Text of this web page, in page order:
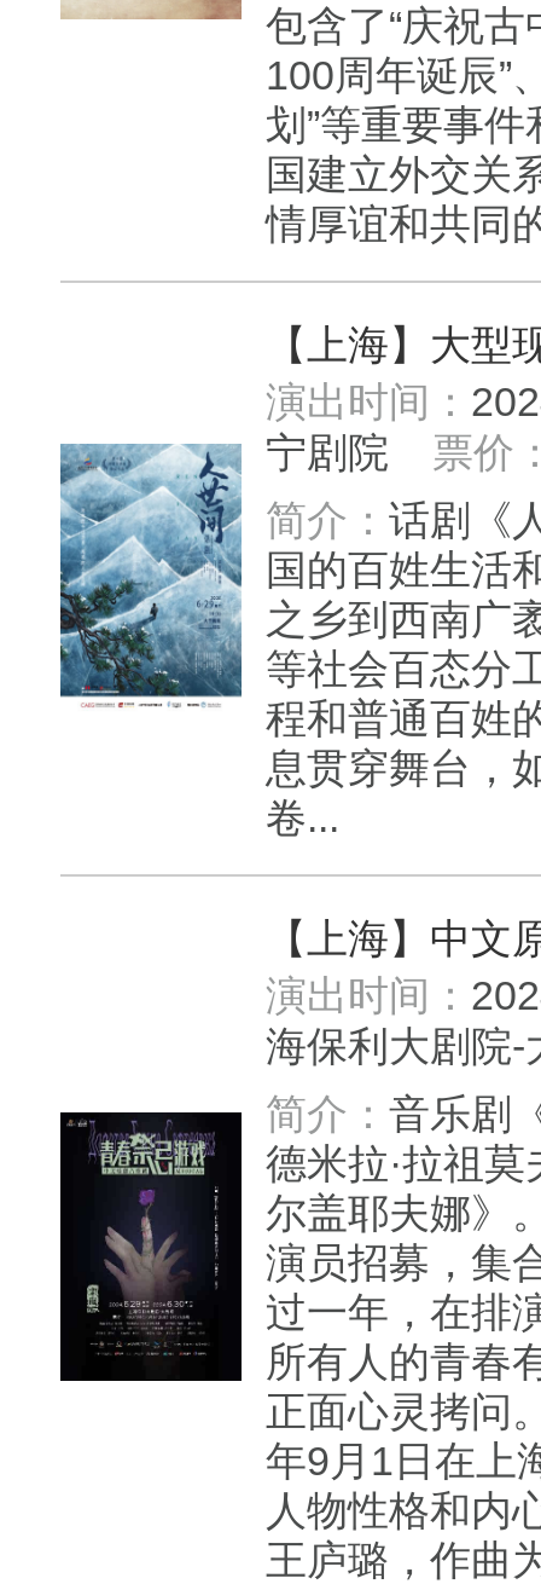
包含了“庆祝古
100周年诞辰”
划”等重要事
国建立外交关
情厚谊和共同
【上海】大型
演出时间：
宁剧院 票价
简介： 话剧《
国的百姓生活
之乡到西南广
等社会百态分
程和普通百姓
息贯穿舞台，
卷...
【上海】中
演出时间：
海保利大剧
简介： 音乐剧
德米拉·拉祖
尔盖耶夫娜》
演员招募，集
过一年，在排
所有人的青春
正面心灵拷
年9月1日在上
人物性格和内
王庐璐，作曲